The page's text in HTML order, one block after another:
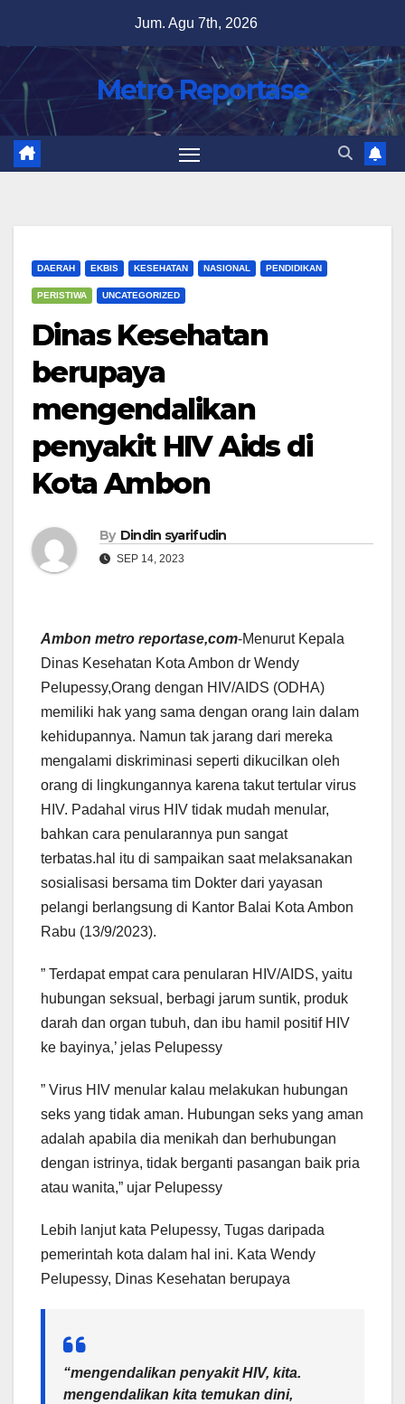
content
Jum. Agu 7th, 2026
Metro Reportase
DAERAH EKBIS KESEHATAN NASIONAL PENDIDIKAN
PERISTIWA UNCATEGORIZED
Dinas Kesehatan
berupaya
mengendalikan
penyakit HIV Aids di
Kota Ambon
By Dindin syarifudin
SEP 14, 2023
Ambon metro reportase,com-Menurut Kepala
Dinas Kesehatan Kota Ambon dr Wendy
Pelupessy,Orang dengan HIV/AIDS (ODHA)
memiliki hak yang sama dengan orang lain dalam
kehidupannya. Namun tak jarang dari mereka
mengalami diskriminasi seperti dikucilkan oleh
orang di lingkungannya karena takut tertular virus
HIV. Padahal virus HIV tidak mudah menular,
bahkan cara penularannya pun sangat
terbatas.hal itu di sampaikan saat melaksanakan
sosialisasi bersama tim Dokter dari yayasan
pelangi berlangsung di Kantor Balai Kota Ambon
Rabu (13/9/2023).
” Terdapat empat cara penularan HIV/AIDS, yaitu
hubungan seksual, berbagi jarum suntik, produk
darah dan organ tubuh, dan ibu hamil positif HIV
ke bayinya,’ jelas Pelupessy
” Virus HIV menular kalau melakukan hubungan
seks yang tidak aman. Hubungan seks yang aman
adalah apabila dia menikah dan berhubungan
dengan istrinya, tidak berganti pasangan baik pria
atau wanita,” ujar Pelupessy
Lebih lanjut kata Pelupessy, Tugas daripada
pemerintah kota dalam hal ini. Kata Wendy
Pelupessy, Dinas Kesehatan berupaya
“mengendalikan penyakit HIV, kita.
mengendalikan kita temukan dini,